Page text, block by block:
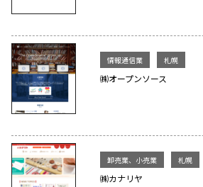
情報通信業 札幌
㈱オープンソース
卸売業、小売業 札幌
㈱カナリヤ